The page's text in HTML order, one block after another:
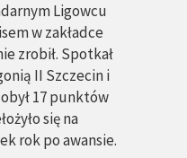
Ligowcu
w zakładce
zrobił. Spotkał
II Szczecin i
17 punktów
się na
rok po awansie.